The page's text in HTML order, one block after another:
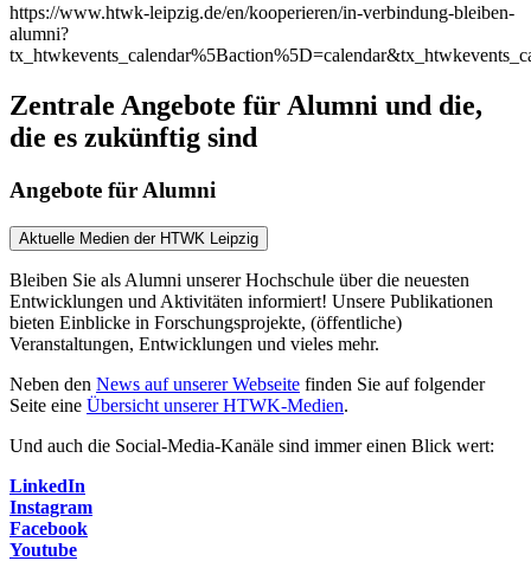
https://www.htwk-leipzig.de/en/kooperieren/in-verbindung-bleiben-
alumni?
Zentrale Angebote für Alumni und die,
die es zukünftig sind
Angebote für Alumni
Aktuelle Medien der HTWK Leipzig
Bleiben Sie als Alumni unserer Hochschule über die neuesten
Entwicklungen und Aktivitäten informiert! Unsere Publikationen
bieten Einblicke in Forschungsprojekte, (öffentliche)
Veranstaltungen, Entwicklungen und vieles mehr.
Neben den News auf unserer Webseite finden Sie auf folgender
Seite eine Übersicht unserer HTWK-Medien.
Und auch die Social-Media-Kanäle sind immer einen Blick wert:
LinkedIn
Instagram
Facebook
Youtube